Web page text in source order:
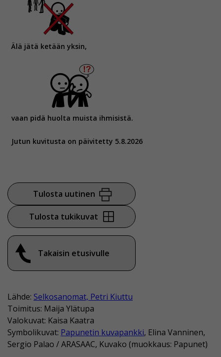
Älä jätä ketään yksin,
vaan pidä huolta muista ihmisistä.
Jutun kuvitusta on päivitetty 5.8.2026
Tulosta uutinen
Tulosta tukikuvat
Takaisin etusivulle
Lähde: Selkosanomat, Petri Kiuttu
Toimitus: Maija Ylätupa
Valokuvat: Kaisa Kaatra
Symbolikuvat: Papunetin kuvapankki, Elina Vanninen,
Sergio Palao / ARASAAC, Kuvako (muokkaus: Papunet)